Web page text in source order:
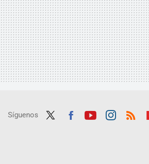
Síguenos